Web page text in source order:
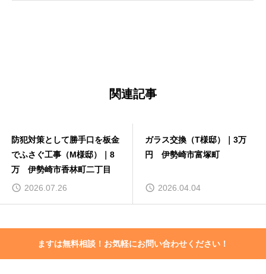
関連記事
防犯対策として勝手口を板金
でふさぐ工事（M様邸）｜8
万 伊勢崎市香林町二丁目
2026.07.26
ガラス交換（T様邸）｜3万
円 伊勢崎市富塚町
2026.04.04
ますは無料相談！お気軽にお問い合わせください！